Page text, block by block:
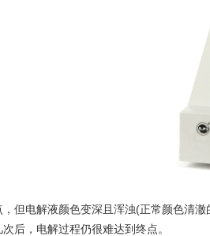
电解液颜色变深且浑浊(正常颜色清澈
，电解过程仍很难达到终点。